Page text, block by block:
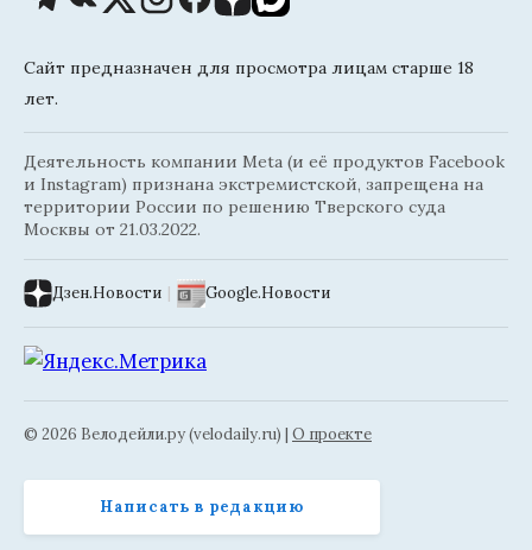
Сайт предназначен для просмотра лицам старше 18
лет.
Деятельность компании Meta (и её продуктов Facebook
и Instagram) признана экстремистской, запрещена на
территории России по решению Тверского суда
Москвы от 21.03.2022.
Дзен.Новости | Google.Новости
© 2026 Велодейли.ру (velodaily.ru) | О проекте
Написать в редакцию